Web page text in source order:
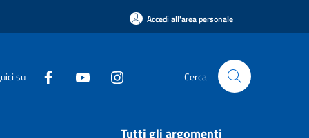
Accedi all'area personale
su Cerca
Tutti gli argomenti